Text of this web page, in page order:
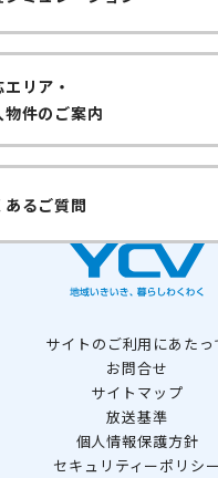
リア・
物件のご案内
あるご質問
サイトのご利用にあたっ
お問合せ
サイトマップ
放送基準
個人情報保護方針
セキュリティーポリシー